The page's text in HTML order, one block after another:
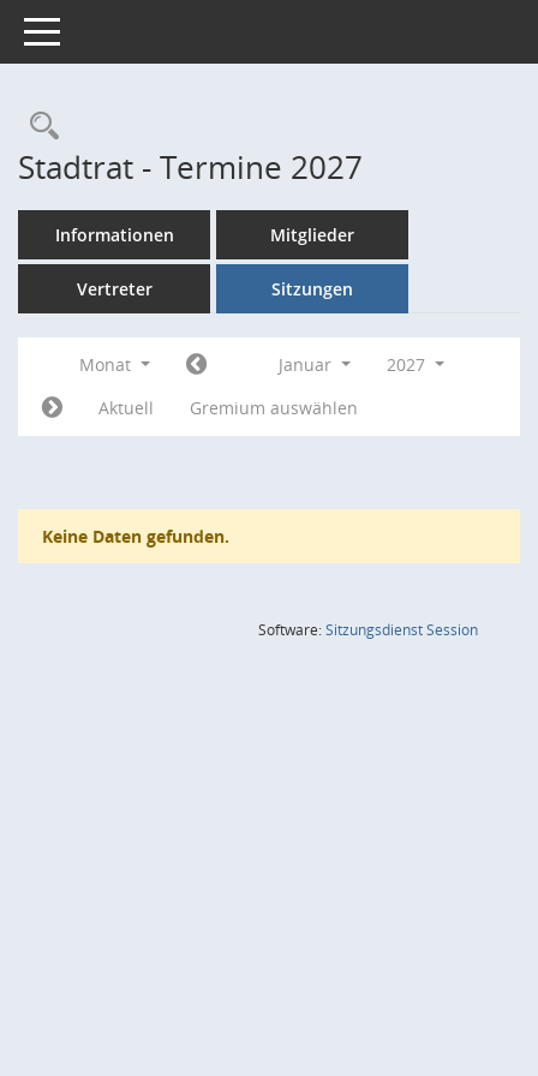
Toggle navigation
Rechercheauswahl
Stadtrat - Termine 2027
Informationen Mitglieder
Vertreter Sitzungen
Monat Januar
2027
Aktuell
Gremium auswählen
Keine Daten gefunden.
Software:SitzungsdienstSession(Wird in